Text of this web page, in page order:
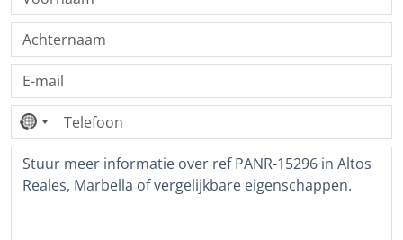
Geen
land
geselecteerd